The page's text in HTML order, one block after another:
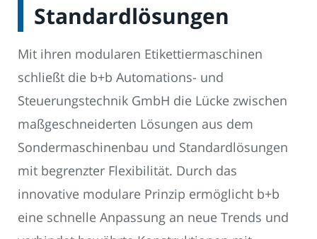
Standardlösungen
Mit ihren modularen Etikettiermaschinen
schließt die b+b Automations- und
Steuerungstechnik GmbH die Lücke zwischen
maßgeschneiderten Lösungen aus dem
Sondermaschinenbau und Standardlösungen
mit begrenzter Flexibilität. Durch das
innovative modulare Prinzip ermöglicht b+b
eine schnelle Anpassung an neue Trends und